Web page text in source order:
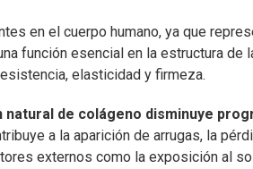
en el cuerpo humano, ya que
función esencial en la estructura de
elasticidad y firmeza.
natural de colágeno disminuye
a la aparición de arrugas, la
externos como la exposición al